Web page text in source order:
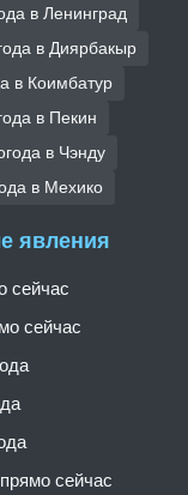
в Ленинград
в Диярбакыр
в Коимбатур
в Пекин
в Чэнду
в Мехико
явления
сейчас
сейчас
сейчас